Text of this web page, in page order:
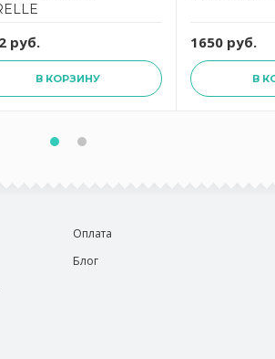
руб.
В КОРЗИНУ
1650 руб.
В
Оплата
Блог